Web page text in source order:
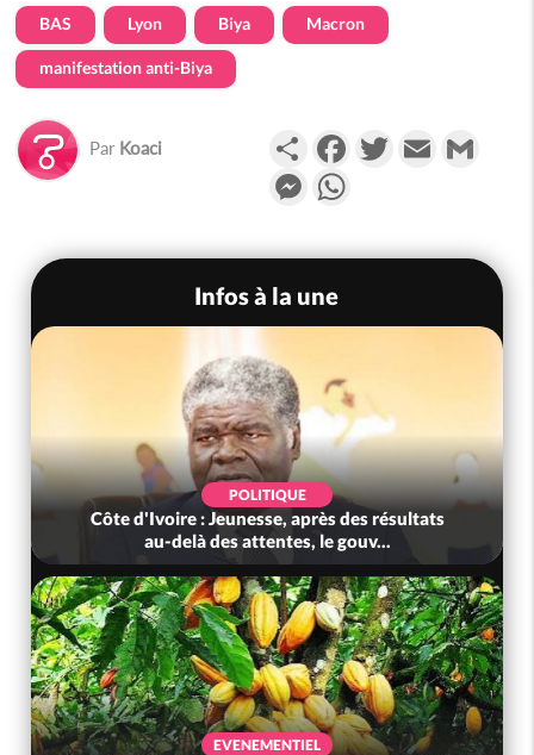
BAS Lyon Biya Macron
manifestation anti-Biya
Par Koaci PartagerFacebookTwitterEmail
Messenger
Infos à la une
le choc, trois
de viole...
POLITIQUE
Côte d'Ivoire : Jeunesse, après
au-delà des attentes, le
EVENEMENTIEL